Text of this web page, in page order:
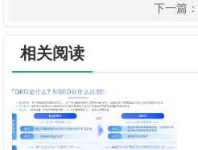
下一篇：
相关阅读